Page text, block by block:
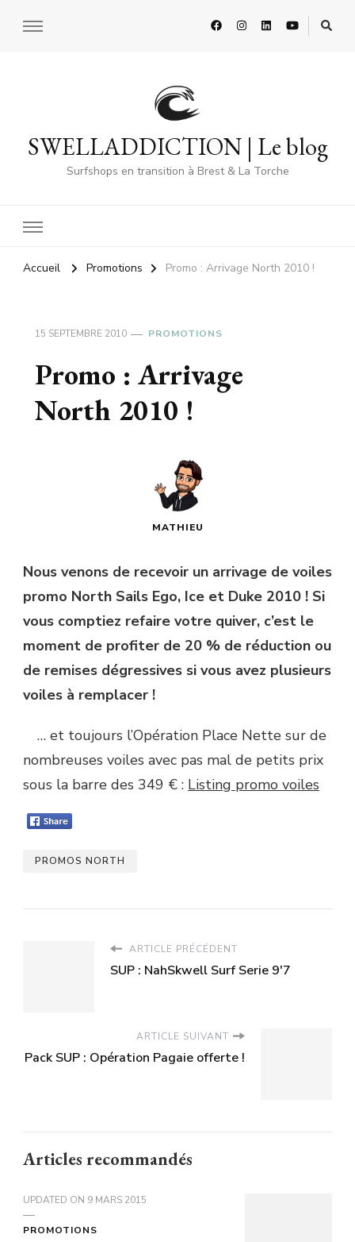
SWELLADDICTION | Le blog
Surfshops en transition à Brest & La Torche
Accueil Promotions Promo : Arrivage North 2010 !
15 SEPTEMBRE 2010 PROMOTIONS
Promo : Arrivage
North 2010 !
MATHIEU
Nous venons de recevoir un arrivage de voiles
promo North Sails Ego, Ice et Duke 2010 ! Si
vous comptiez refaire votre quiver, c’est le
moment de profiter de 20 % de réduction ou
de remises dégressives si vous avez plusieurs
voiles à remplacer !
… et toujours l’Opération Place Nette sur de
nombreuses voiles avec pas mal de petits prix
sous la barre des 349 € : Listing promo voiles
PROMOS NORTH
ARTICLE PRÉCÉDENT
SUP : NahSkwell Surf Serie 9'7
ARTICLE SUIVANT
Pack SUP : Opération Pagaie offerte !
Articles recommandés
UPDATED ON 9 MARS 2015
PROMOTIONS